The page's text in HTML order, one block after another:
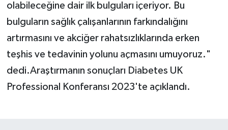
olabileceğine dair ilk bulguları içeriyor. Bu
bulguların sağlık çalışanlarının farkındalığını
artırmasını ve akciğer rahatsızlıklarında erken
teşhis ve tedavinin yolunu açmasını umuyoruz."
dedi.Araştırmanın sonuçları Diabetes UK
Professional Konferansı 2023'te açıklandı.